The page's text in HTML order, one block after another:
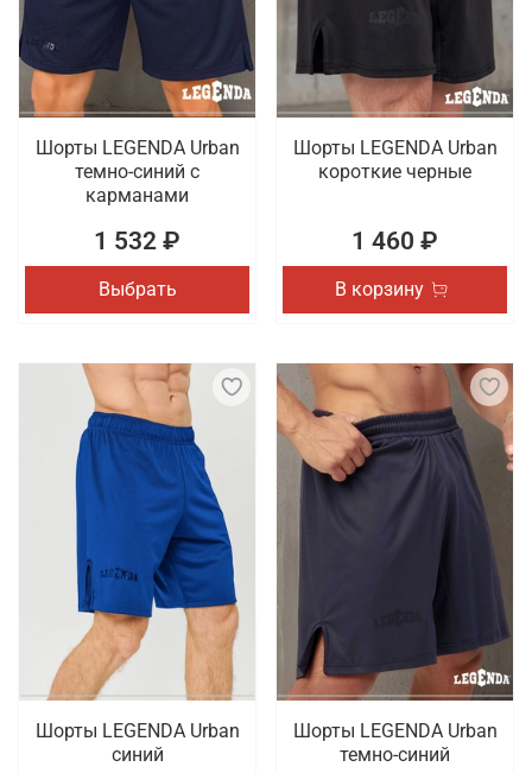
качественным пошивом. Осуществляется быстрая
доставка заказов по России.
Шорты LEGENDA Urban
темно-синий с
карманами
1 532 ₽
Выбрать
Шорты LEGENDA Urban
короткие черные
1 460 ₽
В корзину
Шорты LEGENDA Urban
синий
Шорты LEGENDA Urban
темно-синий